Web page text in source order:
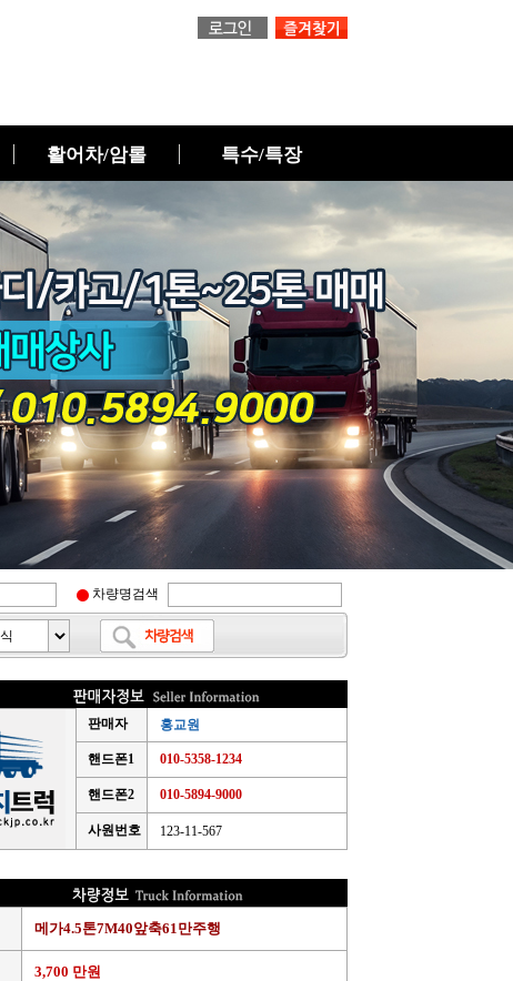
활어차/암롤 특수/특장
차량명검색
판매자 홍교원
핸드폰1 010-5358-1234
핸드폰2 010-5894-9000
사원번호 123-11-567
메가4.5톤7M40앞축61만주행
3,700 만원